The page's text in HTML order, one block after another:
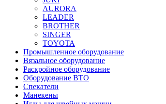
AURORA
LEADER
BROTHER
SINGER
TOYOTA
Промышленное оборудование
Вязальное оборудование
Раскройное оборудование
Оборудование ВТО
Спекатели
Манекены